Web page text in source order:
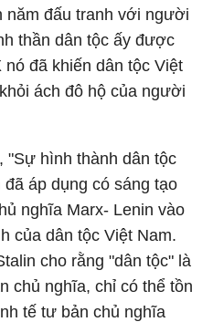
năm đấu tranh với người
thần dân tộc ấy được
đã khiến dân tộc Việt
ách đô hộ của người
"Sự hình thành dân tộc
áp dụng có sáng tạo
nghĩa Marx- Lenin vào
của dân tộc Việt Nam.
cho rằng "dân tộc" là
chủ nghĩa, chỉ có thể tồn
tế tư bản chủ nghĩa